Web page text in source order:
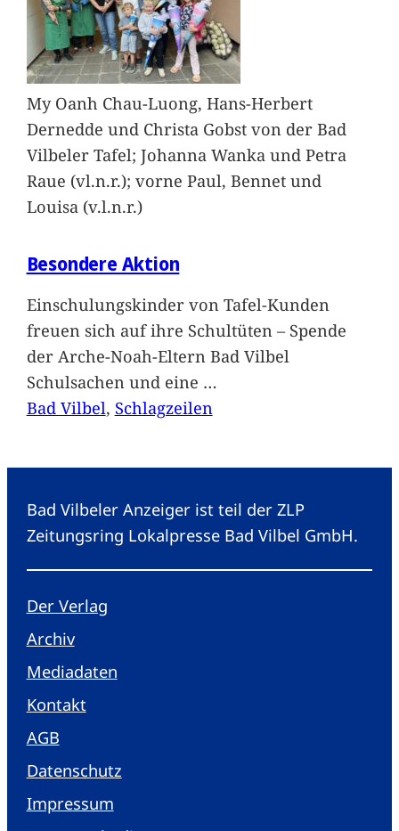
My Oanh Chau-Luong, Hans-Herbert
Dernedde und Christa Gobst von der Bad
Vilbeler Tafel; Johanna Wanka und Petra
Raue (vl.n.r.); vorne Paul, Bennet und
Louisa (v.l.n.r.)
Besondere Aktion
Einschulungskinder von Tafel-Kunden
freuen sich auf ihre Schultüten – Spende
der Arche-Noah-Eltern Bad Vilbel
Schulsachen und eine …
Bad Vilbel, Schlagzeilen
Bad Vilbeler Anzeiger ist teil der ZLP
Zeitungsring Lokalpresse Bad Vilbel GmbH.
Der Verlag
Archiv
Mediadaten
Kontakt
AGB
Datenschutz
Impressum